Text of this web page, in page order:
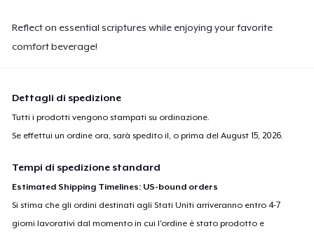
Reflect on essential scriptures while enjoying your favorite
comfort beverage!
Dettagli di spedizione
Tutti i prodotti vengono stampati su ordinazione.
Se effettui un ordine ora, sarà spedito il, o prima delAugust 15, 2026.
Tempi di spedizione standard
Estimated Shipping Timelines: US-bound orders
Si stima che gli ordini destinati agli Stati Uniti arriveranno entro 4-7
giorni lavorativi dal momento in cui l'ordine è stato prodotto e